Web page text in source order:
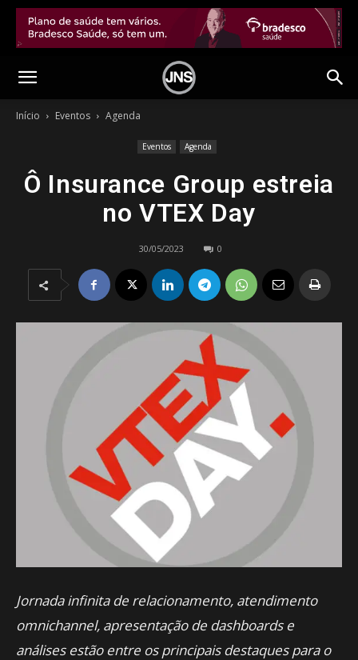
Início Eventos Agenda
Eventos Agenda
Ô Insurance Group estreia
no VTEX Day
30/05/2023 0
Jornada infinita de relacionamento, atendimento
omnichannel, apresentação de dashboards e
análises estão entre os principais destaques para o